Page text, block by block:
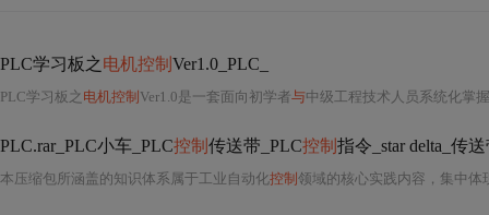
PLC学习板之 电机控制 Ver1.0_PLC_
PLC学习板之 电机控制 Ver1.0是一套面向初学者与中级工程技术人员系统化掌
PLC.rar_PLC小车_PLC控制 传送带_PLC控制 指令_star delta_传
本压缩包所涵盖的知识体系属于工业自动化控制 领域的核心实践内容，集中体